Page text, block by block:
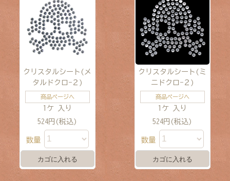
クリスタルシート(メ
タルドクロ−２)
商品ページへ
1ケ 入り
524円(税込)
数量
クリスタルシート(ミ
ニドクロ−２)
商品ページへ
1ケ 入り
524円(税込)
数量